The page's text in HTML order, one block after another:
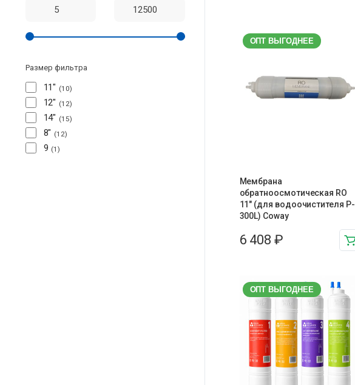
ОПТ ВЫГОДНЕЕ
Мембрана
обратноосмотическая RO
11″ (для водоочистителя P-
300L) Coway
6 408₽
ОПТ ВЫГОДНЕЕ
Размер фильтра
11" 10
12" 12
14" 15
8" 12
9 1